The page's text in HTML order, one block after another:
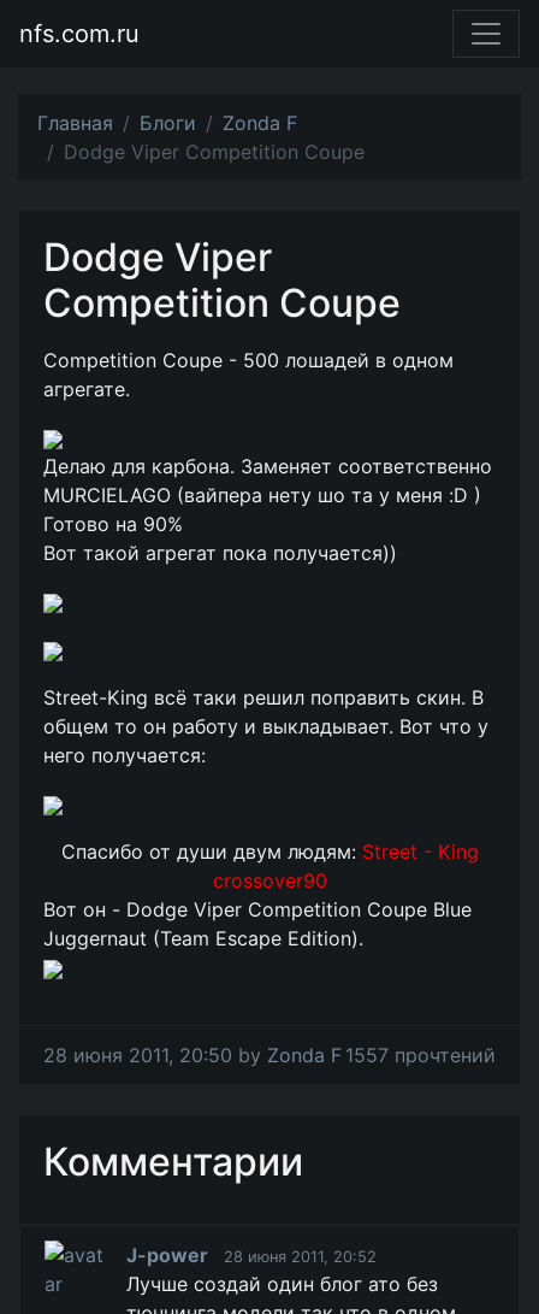
nfs.com.ru
Главная Блоги
Zonda F
Dodge Viper Competition Coupe
Dodge Viper
Competition Coupe
Competition Coupe - 500 лошадей в одном
агрегате.
Делаю для карбона. Заменяет соответственно
MURCIELAGO (вайпера нету шо та у меня :D )
Готово на 90%
Вот такой агрегат пока получается))
Street-King всё таки решил поправить скин. В
общем то он работу и выкладывает. Вот что у
него получается:
Спасибо от души двум людям: Street - King
crossover90
Вот он - Dodge Viper Competition Coupe Blue
Juggernaut (Team Escape Edition).
28 июня 2011, 20:50 by Zonda F 1557 прочтений
Комментарии
J-power 28 июня 2011, 20:52
Лучше создай один блог ато без